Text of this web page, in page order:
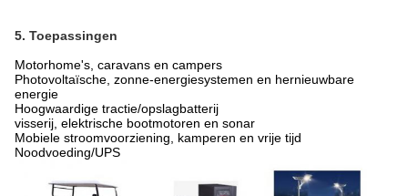
5. Toepassingen
Motorhome's, caravans en campers
Photovoltaïsche, zonne-energiesystemen en hernieuwbare
energie
Hoogwaardige tractie/opslagbatterij
visserij, elektrische bootmotoren en sonar
Mobiele stroomvoorziening, kamperen en vrije tijd
Noodvoeding/UPS